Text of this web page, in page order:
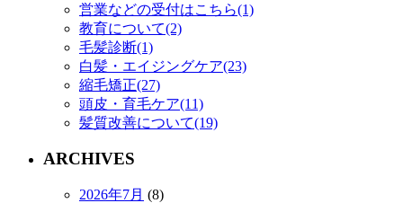
営業などの受付はこちら(1)
教育について(2)
毛髪診断(1)
白髪・エイジングケア(23)
縮毛矯正(27)
頭皮・育毛ケア(11)
髪質改善について(19)
ARCHIVES
2026年7月 (8)